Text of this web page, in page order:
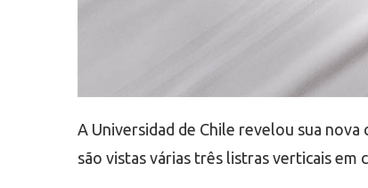
A Universidad de Chile revelou sua
são vistas várias três listras verticais em